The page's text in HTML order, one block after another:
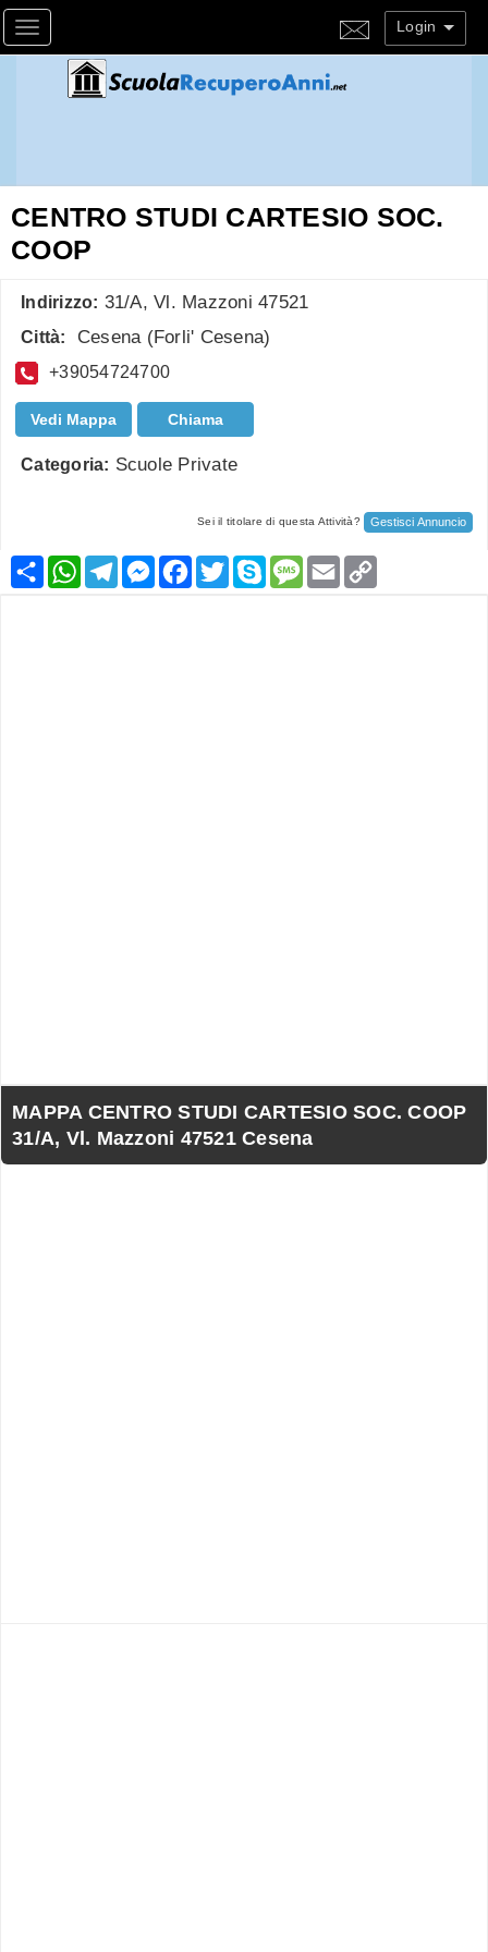
Toggle navigation Login
CENTRO STUDI CARTESIO SOC.
COOP
Indirizzo: 31/A, Vl. Mazzoni 47521
Città: Cesena (Forli' Cesena)
+39054724700
Vedi Mappa Chiama
Categoria: Scuole Private
Sei il titolare di questa Attività? Gestisci Annuncio
CondividiWhatsApp
TelegramMessenger
Facebook
TwitterSkypeMessage
Email
MAPPA CENTRO STUDI CARTESIO SOC. COOP
31/A, Vl. Mazzoni 47521 Cesena